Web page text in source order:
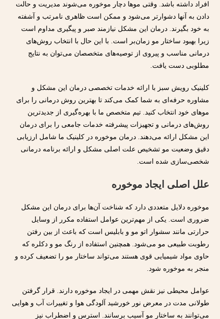
افراد داشته باشد. وقتی موها دچار موخوره می‌شوند مدیریت و حالت
دادن به آنها دشوارتر می‌شود و ممکن است ظاهری نامرتب و آشفته
به خود بگیرند. درمان این مشکل نیازمند صبر و پیگیری مداوم است
زیرا بهبود ساختار مو زمان‌بر است. با این حال با انتخاب روش‌های
درمانی مناسب و پیروی از توصیه‌های متخصصان می‌توان به نتایج
مطلوبی دست یافت.
کلینیک رویش سبز با ارائه خدمات تخصصی درمان این مشکل و
مشاوره حرفه‌ای به شما کمک می‌کند تا بهترین روش درمانی را برای
موهای خود انتخاب کنید. تیم متخصص ما با بهره‌گیری از جدیدترین
روش‌های درمانی و تجهیزات پیشرفته خدمات جامعی را برای درمان
این مشکل ارائه می‌دهند. درمان موخوره در کلینیک ما شامل ارزیابی
دقیق وضعیت مو تشخیص علت اصلی مشکل و ارائه برنامه درمانی
شخصی‌سازی شده است.
علل اصلی ایجاد موخوره
موخوره دلایل متعددی دارد که شناخت آن‌ها برای درمان این مشکل
ضروری است. یکی از مهم‌ترین عوامل استفاده مکرر از وسایل
حرارتی مانند سشوار اتو مو و بابلیس است که باعث از بین رفتن
رطوبت طبیعی مو می‌شود. همچنین استفاده از رنگ مو و دکلره که
حاوی مواد شیمیایی قوی هستند می‌تواند ساختار مو را تضعیف کرده و
منجر به موخوره شود.
عوامل محیطی نیز نقش مهمی در ایجاد موخوره دارند. قرار گرفتن
طولانی مدت در معرض نور خورشید آلودگی هوا و تغییرات آب و هوایی
می‌توانند به ساختار مو آسیب برسانند. استرس و اضطراب نیز